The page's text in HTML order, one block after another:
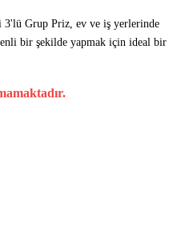
3'lü Grup Priz, ev ve iş yerlerinde
bir şekilde yapmak için ideal bir